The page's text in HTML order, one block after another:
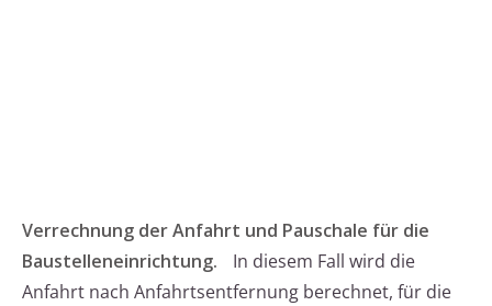
Verrechnung der Anfahrt und Pauschale für die
Baustelleneinrichtung.
In diesem Fall wird die
Anfahrt nach Anfahrtsentfernung berechnet, für die